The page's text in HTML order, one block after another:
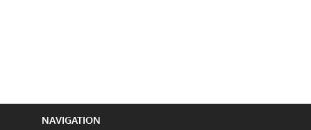
NAVIGATION